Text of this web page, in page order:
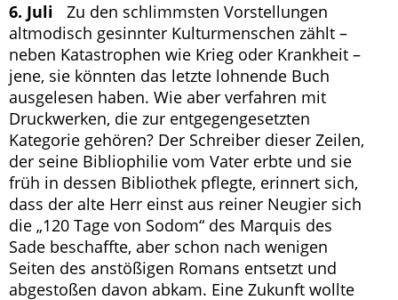
6. Juli Zu den schlimmsten Vorstellungen
altmodisch gesinnter Kulturmenschen zählt –
neben Katastrophen wie Krieg oder Krankheit –
jene, sie könnten das letzte lohnende Buch
ausgelesen haben. Wie aber verfahren mit
Druckwerken, die zur entgegengesetzten
Kategorie gehören? Der Schreiber dieser Zeilen,
der seine Bibliophilie vom Vater erbte und sie
früh in dessen Bibliothek pflegte, erinnert sich,
dass der alte Herr einst aus reiner Neugier sich
die „120 Tage von Sodom“ des Marquis des
Sade beschaffte, aber schon nach wenigen
Seiten des anstößigen Romans entsetzt und
abgestoßen davon abkam. Eine Zukunft wollte